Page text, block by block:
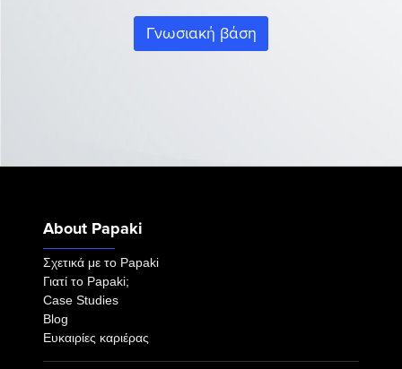
Γνωσιακή βάση
About Papaki
Σχετικά με το Papaki
Γιατί το Papaki;
Case Studies
Blog
Ευκαιρίες καριέρας